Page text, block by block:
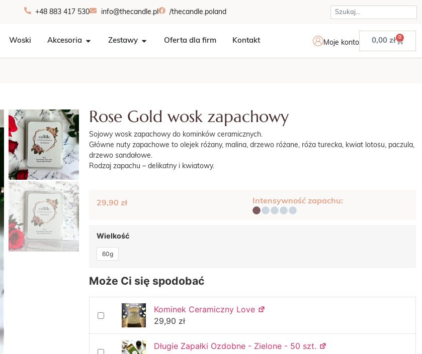
+48 883 417 530 info@thecandle.pl /thecandle.poland
Woski Akcesoria Zestawy Oferta dla firm Kontakt Moje konto 0,00 zł 0
Rose Gold wosk zapachowy
Sojowy wosk zapachowy do kominków ceramicznych.
Główne nuty zapachowe to olejek różany, malina, drzewo różane, róża turecka, kwiat lotosu, paczula,
drzewo sandałowe.
Rodzaj zapachu – delikatny i kwiatowy.
29,90 zł Intensywność zapachu:
Wielkość
60g
Może Ci się spodobać
Kominek Ceramiczny Love
29,90 zł
Długie Zapałki Ozdobne - Zielone - 50 szt.